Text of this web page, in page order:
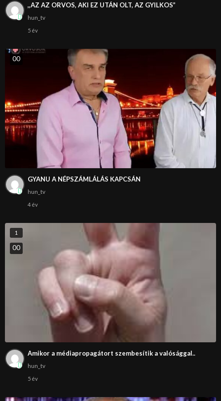
,,AZ AZ ORVOS, AKI EZ UTÁN OLT, AZ GYILKOS”
hun_tv
5 év
00
GYANU A NÉPSZÁMLÁLÁS KAPCSÁN
hun_tv
4 év
1
00
Amikor a médiapropagátort szembesítik a valósággal..
hun_tv
5 év